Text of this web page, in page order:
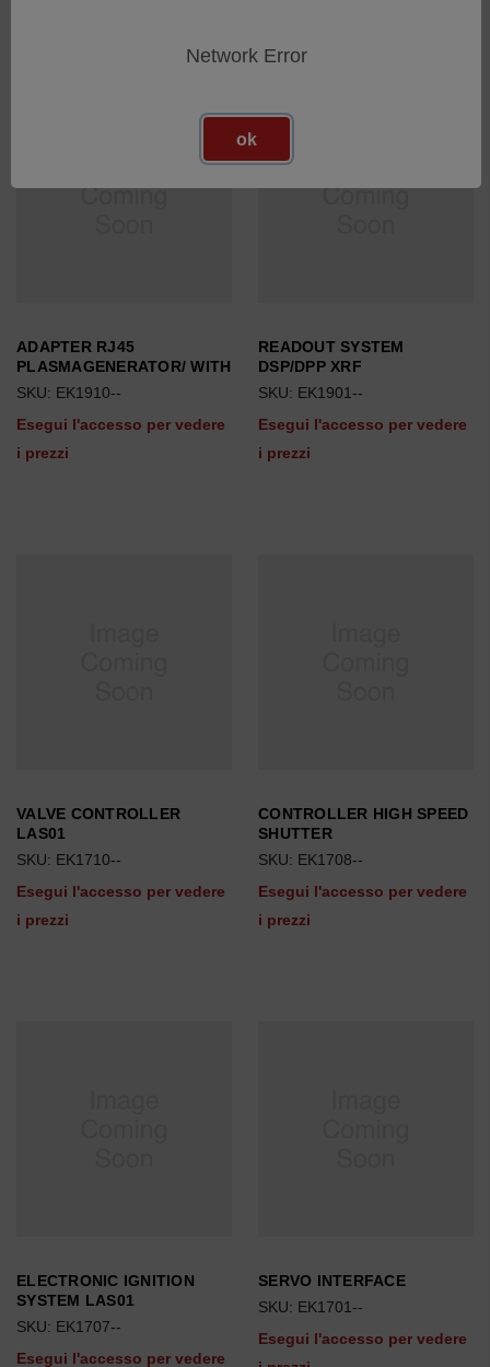
ADAPTER RJ45
PLASMAGENERATOR/ WITH
SKU: EK1910--
Esegui l'accesso per vedere
i prezzi
READOUT SYSTEM
DSP/DPP XRF
SKU: EK1901--
Esegui l'accesso per vedere
i prezzi
VALVE CONTROLLER
LAS01
SKU: EK1710--
Esegui l'accesso per vedere
i prezzi
CONTROLLER HIGH SPEED
SHUTTER
SKU: EK1708--
Esegui l'accesso per vedere
i prezzi
ELECTRONIC IGNITION
SYSTEM LAS01
SKU: EK1707--
Esegui l'accesso per vedere
SERVO INTERFACE
SKU: EK1701--
Esegui l'accesso per vedere
Network Error
ok